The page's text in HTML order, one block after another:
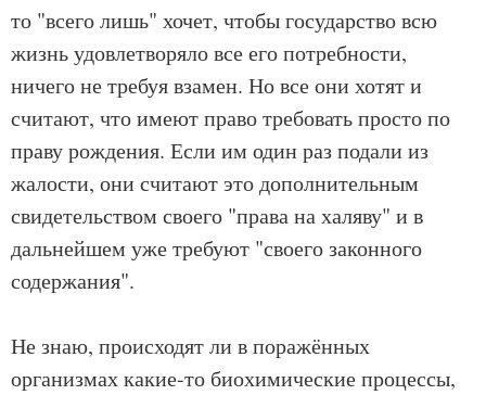
то "всего лишь" хочет, чтобы государство всю
жизнь удовлетворяло все его потребности,
ничего не требуя взамен. Но все они хотят и
считают, что имеют право требовать просто по
праву рождения. Если им один раз подали из
жалости, они считают это дополнительным
свидетельством своего "права на халяву" и в
дальнейшем уже требуют "своего законного
содержания".
Не знаю, происходят ли в поражённых
организмах какие-то биохимические процессы,